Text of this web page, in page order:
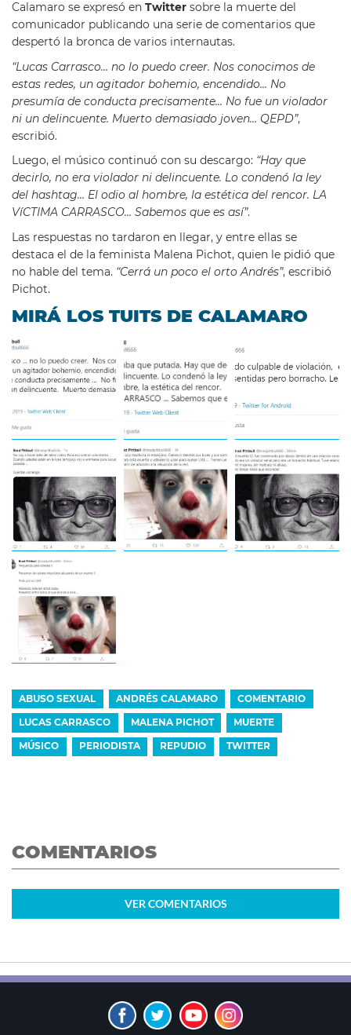
Calamaro se expresó en Twitter sobre la muerte del
comunicador publicando una serie de comentarios que
despertó la bronca de varios internautas.
“Lucas Carrasco… no lo puedo creer. Nos conocimos de
estas redes, un agitador bohemio, encendido… No
presumía de conducta precisamente… No fue un violador
ni un delincuente. Muerto demasiado joven… QEPD”,
escribió.
Luego, el músico continuó con su descargo: “Hay que
decirlo, no era violador ni delincuente. Lo condenó la ley
del hashtag… El odio al hombre, la estética del rencor. LA
VíCTIMA CARRASCO… Sabemos que es así”.
Las respuestas no tardaron en llegar, y entre ellas se
destaca el de la feminista Malena Pichot, quien le pidió que
no hable del tema. “Cerrá un poco el orto Andrés”, escribió
Pichot.
MIRÁ LOS TUITS DE CALAMARO
ABUSO SEXUAL ANDRÉS CALAMARO COMENTARIO
LUCAS CARRASCO MALENA PICHOT MUERTE
MÚSICO PERIODISTA REPUDIO TWITTER
COMENTARIOS
VER COMENTARIOS